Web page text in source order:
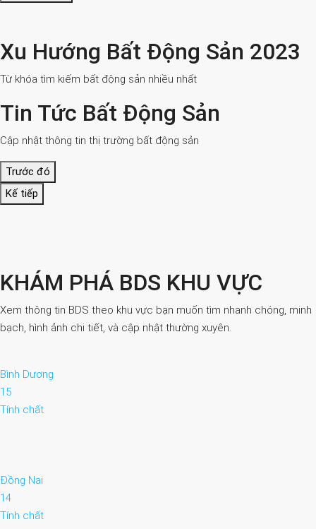
Xu Hướng Bất Động Sản 2023
Từ khóa tìm kiếm bất động sản nhiều nhất
Tin Tức Bất Động Sản
Cập nhật thông tin thị trường bất động sản
Trước đó
Kế tiếp
KHÁM PHÁ BDS KHU VỰC
Xem thông tin BDS theo khu vực bạn muốn tìm nhanh chóng, minh
bạch, hình ảnh chi tiết, và cập nhật thường xuyên.
Bình Dương
15
Tính chất
Đồng Nai
14
Tính chất